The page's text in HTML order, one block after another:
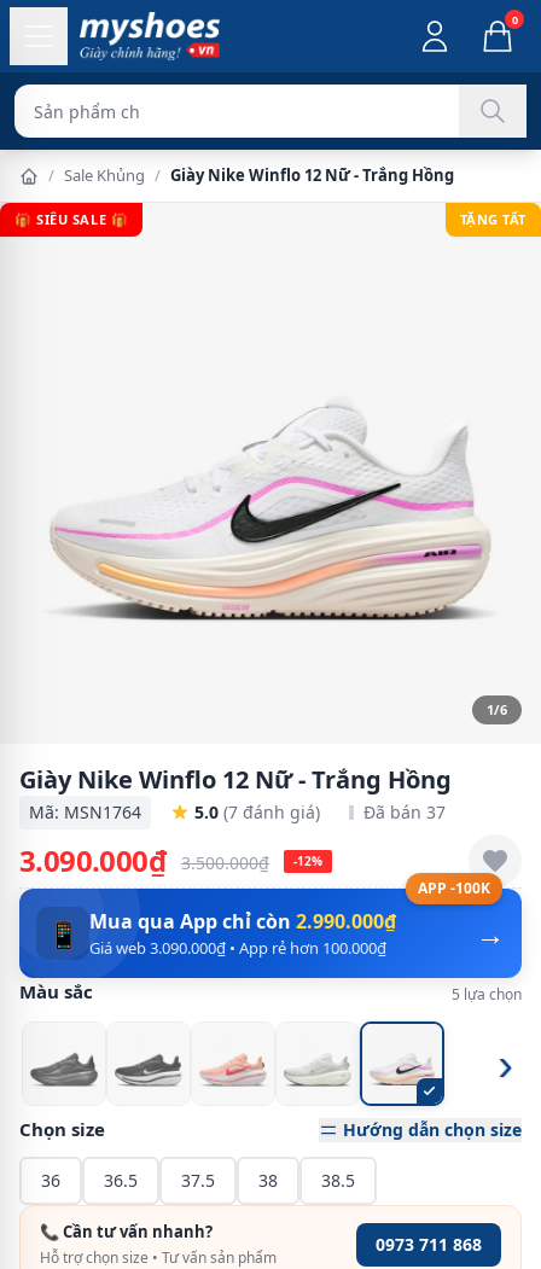
0
Sản phẩm chính hãng 10
/ Sale Khủng / Giày Nike Winflo 12 Nữ - Trắng Hồng
🎁 SIÊU SALE 🎁 TẶNG TẤT
1/6
Giày Nike Winflo 12 Nữ - Trắng Hồng
Mã: MSN1764 5.0 (7 đánh giá) Đã bán 37
3.090.000₫ 3.500.000₫ -12%
APP -100K
→
📱 Mua qua App chỉ còn 2.990.000₫
Giá web 3.090.000₫ • App rẻ hơn 100.000₫
Màu sắc 5 lựa chọn
›
Chọn size Hướng dẫn chọn size
36 36.5 37.5 38 38.5
📞 Cần tư vấn nhanh?
Hỗ trợ chọn size • Tư vấn sản phẩm
0973 711 868